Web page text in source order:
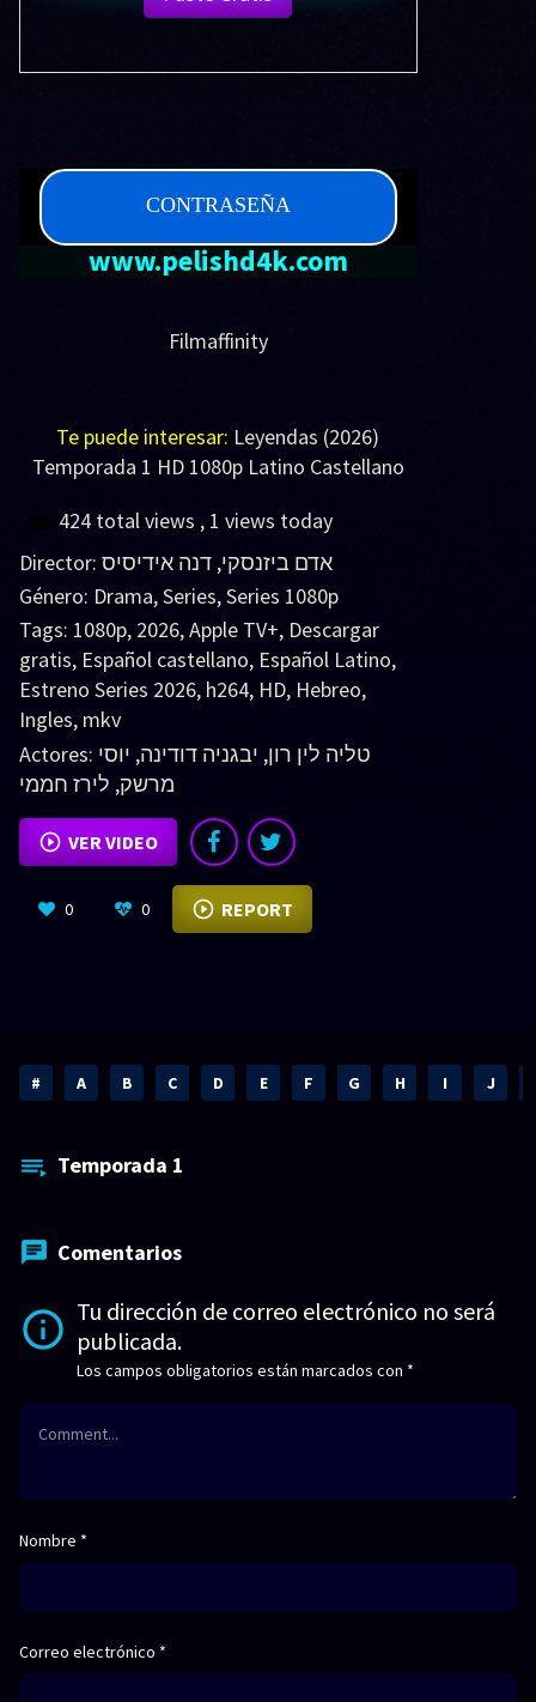
CONTRASEÑA
www.pelishd4k.com
Filmaffinity
Te puede interesar: Leyendas (2026)
Temporada 1 HD 1080p Latino Castellano
424 total views , 1 views today
Director:
אדם ביזנסקי, דנה אידיסיס
Género: Drama,Series,Series 1080p
Tags: 1080p, 2026,Apple TV+, Descargar
gratis, Español castellano, Español Latino,
Estreno Series 2026, h264, HD, Hebreo,
Ingles, mkv
Actores:
טליה לין רון, יבגניה דודינה, יוסי
מרשק, לירז חממי
VER VIDEO
0 0 REPORT
# A B C D E F G H I J
Temporada 1
Comentarios
Tu dirección de correo electrónico no será
publicada.
Los campos obligatorios están marcados con *
Nombre *
Correo electrónico *